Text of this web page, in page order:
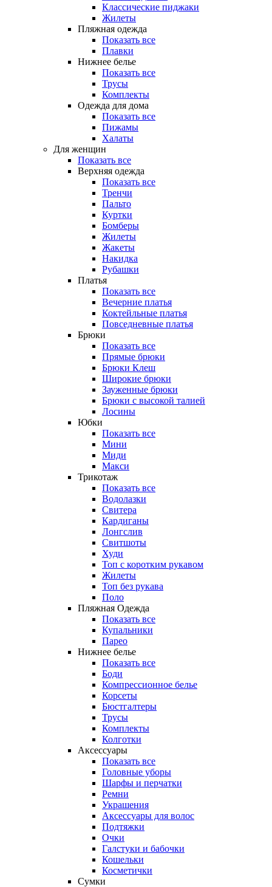
Классические пиджаки
Жилеты
Пляжная одежда
Показать все
Плавки
Нижнее белье
Показать все
Трусы
Комплекты
Одежда для дома
Показать все
Пижамы
Халаты
Для женщин
Показать все
Верхняя одежда
Показать все
Тренчи
Пальто
Куртки
Бомберы
Жилеты
Жакеты
Накидка
Рубашки
Платья
Показать все
Вечерние платья
Коктейльные платья
Повседневные платья
Брюки
Показать все
Прямые брюки
Брюки Клеш
Широкие брюки
Зауженные брюки
Брюки с высокой талией
Лосины
Юбки
Показать все
Мини
Миди
Макси
Трикотаж
Показать все
Водолазки
Свитера
Кардиганы
Лонгслив
Свитшоты
Худи
Топ с коротким рукавом
Жилеты
Топ без рукава
Поло
Пляжная Одежда
Показать все
Купальники
Парео
Нижнее белье
Показать все
Боди
Компрессионное белье
Корсеты
Бюстгалтеры
Трусы
Комплекты
Колготки
Аксессуары
Показать все
Головные уборы
Шарфы и перчатки
Ремни
Украшения
Аксессуары для волос
Подтяжки
Очки
Галстуки и бабочки
Кошельки
Косметички
Сумки